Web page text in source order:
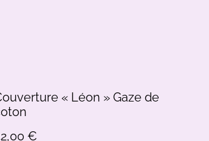
« Léon » Gaze de
€